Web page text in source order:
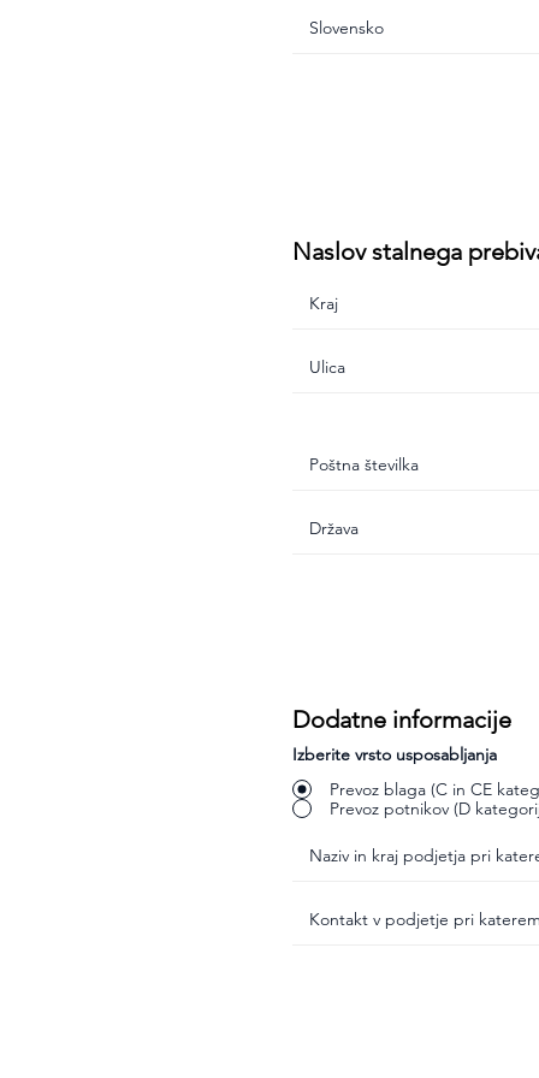
Naslov stalnega
Dodatne informacije
Izberite vrsto usposabljanja
Prevoz blaga (C in CE
Prevoz potnikov (D